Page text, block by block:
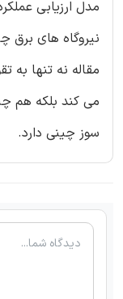
نیروگاه های برق
مقاله نه تنها به
می کند بلکه هم
سوز چینی دارد.